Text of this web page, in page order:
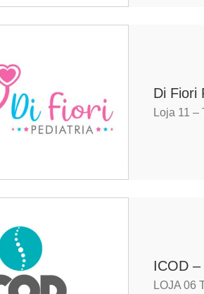
Di Fiori
Loja 11 –
ICOD
LOJA 06